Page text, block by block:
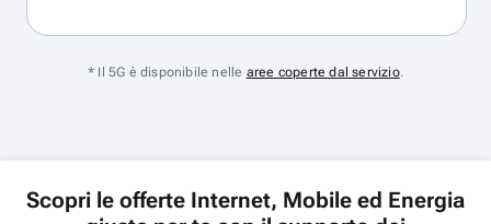
* Il 5G è disponibile nelle aree coperte dal servizio.
Scopri le offerte Internet, Mobile ed Energia